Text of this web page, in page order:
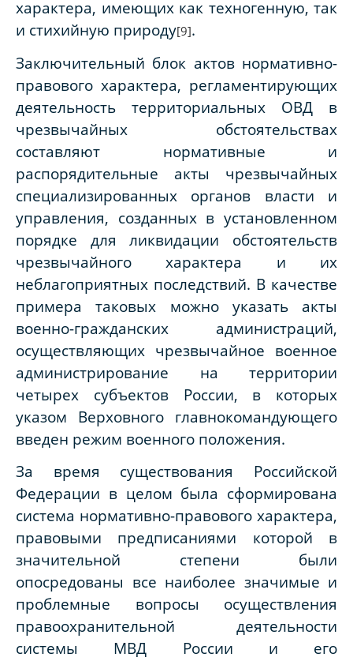
характера, имеющих как техногенную, так
и стихийную природу[9].
Заключительный блок актов нормативно-
правового характера, регламентирующих
деятельность территориальных ОВД в
чрезвычайных обстоятельствах
составляют нормативные и
распорядительные акты чрезвычайных
специализированных органов власти и
управления, созданных в установленном
порядке для ликвидации обстоятельств
чрезвычайного характера и их
неблагоприятных последствий. В качестве
примера таковых можно указать акты
военно-гражданских администраций,
осуществляющих чрезвычайное военное
администрирование на территории
четырех субъектов России, в которых
указом Верховного главнокомандующего
введен режим военного положения.
За время существования Российской
Федерации в целом была сформирована
система нормативно-правового характера,
правовыми предписаниями которой в
значительной степени были
опосредованы все наиболее значимые и
проблемные вопросы осуществления
правоохранительной деятельности
системы МВД России и его